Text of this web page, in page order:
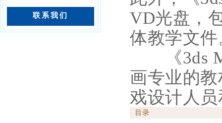
联系我们
VD光盘，
体教学文件
《3ds
画专业的
戏设计人
目录